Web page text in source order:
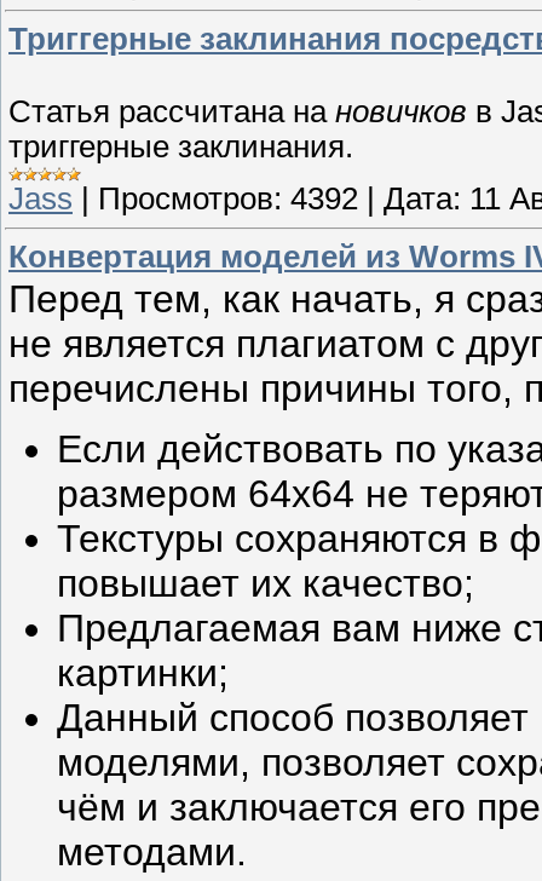
Триггерные заклинания
Статья рассчитана на новичков в
триггерные заклинания.
Jass
Просмотров: 4392 Дата: 11
Конвертация моделей из Worms
Перед тем, как начать, я
не является плагиатом с
перечислены причины того,
Если действовать по
размером 64х64 не
Текстуры сохраняются в
повышает их качество;
Предлагаемая вам ниже
картинки;
Данный способ позволяет
моделями, позволяет
чём и заключается его
методами.